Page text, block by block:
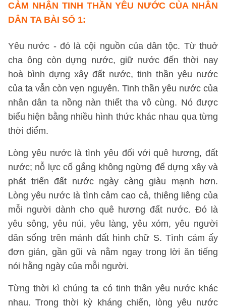
CẢM NHẬN TINH THẦN YÊU NƯỚC CỦA NHÂN
DÂN TA BÀI SỐ 1:
Yêu nước - đó là cội nguồn của dân tộc. Từ thuở
cha ông còn dựng nước, giữ nước đến thời nay
hoà bình dựng xây đất nước, tinh thần yêu nước
của ta vẫn còn vẹn nguyên. Tinh thần yêu nước của
nhân dân ta nồng nàn thiết tha vô cùng. Nó được
biểu hiện bằng nhiều hình thức khác nhau qua từng
thời điểm.
Lòng yêu nước là tình yêu đối với quê hương, đất
nước; nỗ lực cố gắng không ngừng để dựng xây và
phát triển đất nước ngày càng giàu mạnh hơn.
Lòng yêu nước là tình cảm cao cả, thiêng liêng của
mỗi người dành cho quê hương đất nước. Đó là
yêu sông, yêu núi, yêu làng, yêu xóm, yêu người
dân sống trên mảnh đất hình chữ S. Tình cảm ấy
đơn giản, gần gũi và nằm ngay trong lời ăn tiếng
nói hằng ngày của mỗi người.
Từng thời kì chúng ta có tinh thần yêu nước khác
nhau. Trong thời kỳ kháng chiến, lòng yêu nước